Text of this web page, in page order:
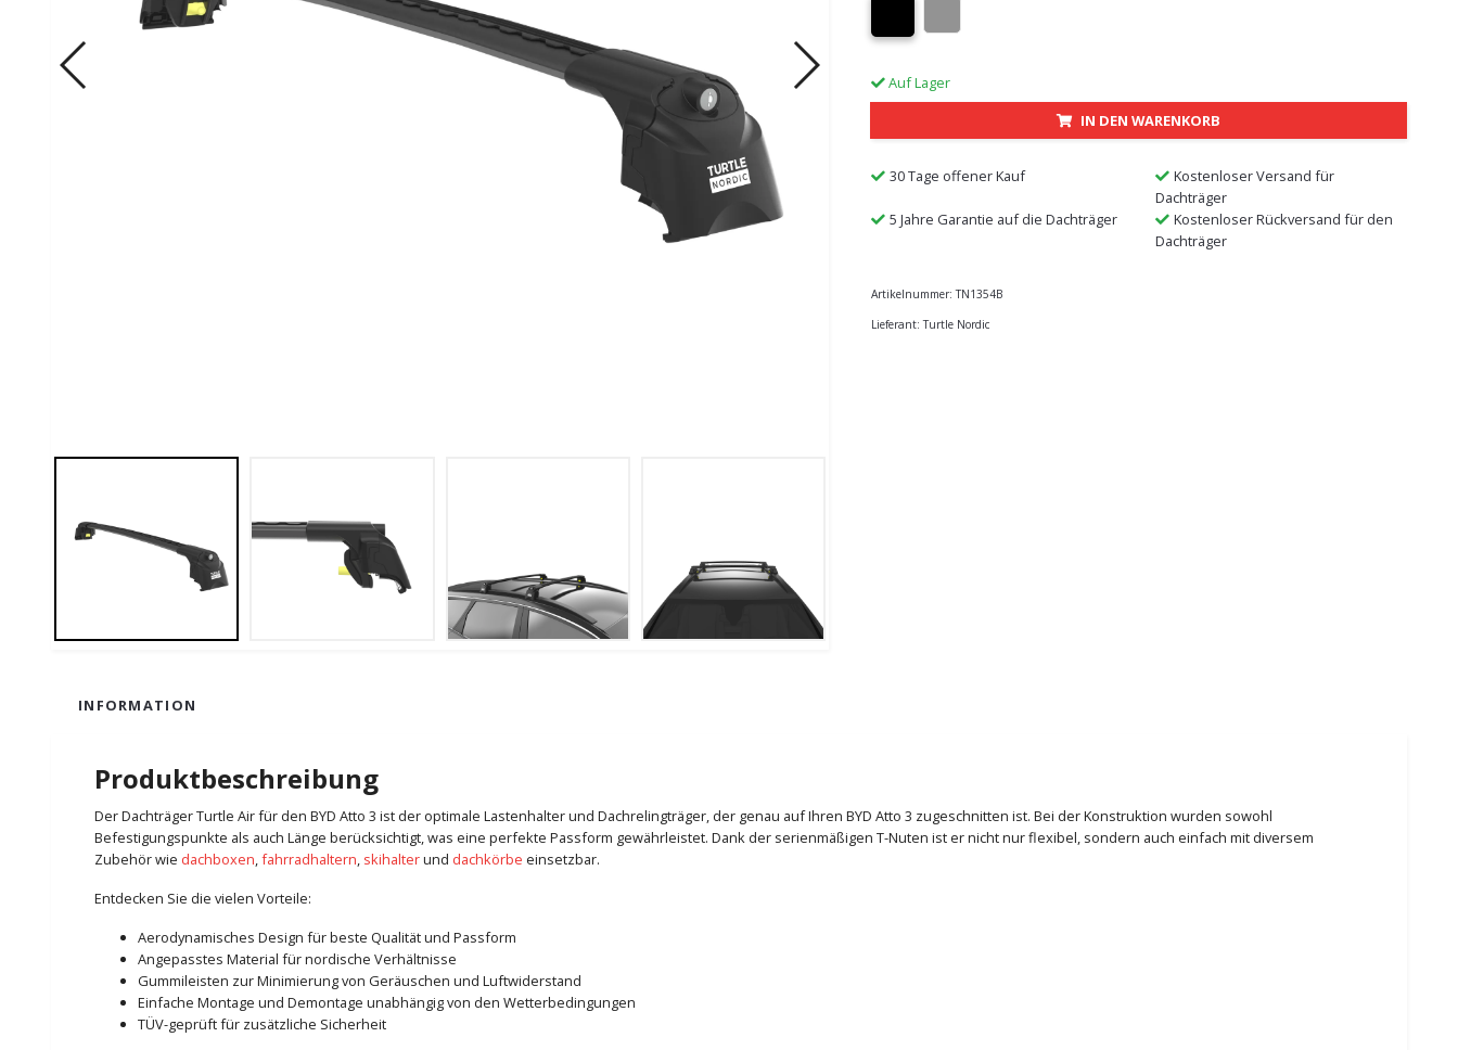
Auf Lager
IN DEN WARENKORB
30 Tage offener Kauf
Kostenloser Versand für
Dachträger
5 Jahre Garantie auf die Dachträger
Kostenloser Rückversand für den
Dachträger
Artikelnummer: TN1354B
Lieferant: Turtle Nordic
INFORMATION
Produktbeschreibung
Der Dachträger Turtle Air für den BYD Atto 3 ist der optimale Lastenhalter und Dachrelingträger, der genau auf Ihren BYD Atto 3 zugeschnitten ist. Bei der Konstruktion wurden sowohl
Befestigungspunkte als auch Länge berücksichtigt, was eine perfekte Passform gewährleistet. Dank der serienmäßigen T-Nuten ist er nicht nur flexibel, sondern auch einfach mit diversem
Zubehör wie dachboxen,fahrradhaltern, skihalterund dachkörbe einsetzbar.
Entdecken Sie die vielen Vorteile:
Aerodynamisches Design für beste Qualität und Passform
Angepasstes Material für nordische Verhältnisse
Gummileisten zur Minimierung von Geräuschen und Luftwiderstand
Einfache Montage und Demontage unabhängig von den Wetterbedingungen
TÜV-geprüft für zusätzliche Sicherheit